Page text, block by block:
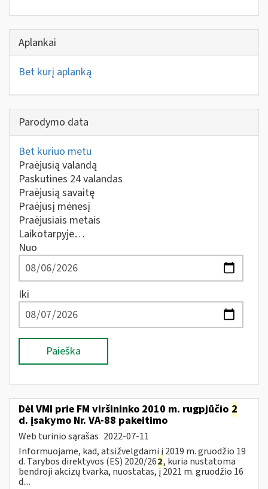
Aplankai
Bet kurį aplanką
Parodymo data
Bet kuriuo metu
Praėjusią valandą
Paskutines 24 valandas
Praėjusią savaitę
Praėjusį mėnesį
Praėjusiais metais
Laikotarpyje…
Nuo
Iki
Paieška
Dėl VMI prie FM viršininko 2010 m. rugpjūčio 2
d. įsakymo Nr. VA-88 pakeitimo
Web turinio sąrašas 2022-07-11
Informuojame, kad, atsižvelgdami į 2019 m. gruodžio 19
d. Tarybos direktyvos (ES) 2020/262, kuria nustatoma
bendroji akcizų tvarka, nuostatas, į 2021 m. gruodžio 16
d....